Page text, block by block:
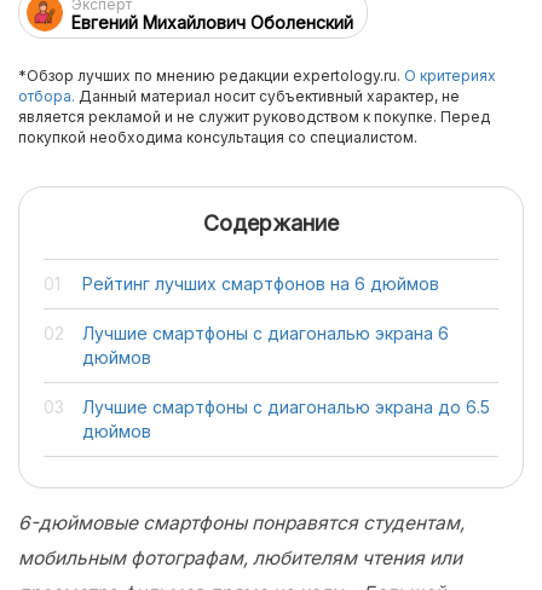
Эксперт
Евгений Михайлович Оболенский
*Обзор лучших по мнению редакции expertology.ru. О критериях
отбора. Данный материал носит субъективный характер, не
является рекламой и не служит руководством к покупке. Перед
покупкой необходима консультация со специалистом.
Содержание
Рейтинг лучших смартфонов на 6 дюймов
Лучшие смартфоны с диагональю экрана 6
дюймов
Лучшие смартфоны с диагональю экрана до 6.5
дюймов
6-дюймовые смартфоны понравятся студентам,
мобильным фотографам, любителям чтения или